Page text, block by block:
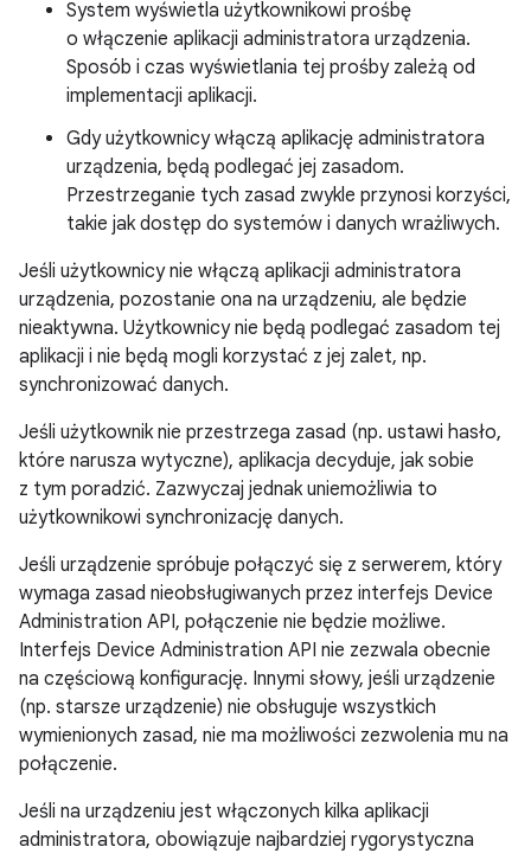
System wyświetla użytkownikowi prośbę
o włączenie aplikacji administratora urządzenia.
Sposób i czas wyświetlania tej prośby zależą od
implementacji aplikacji.
Gdy użytkownicy włączą aplikację administratora
urządzenia, będą podlegać jej zasadom.
Przestrzeganie tych zasad zwykle przynosi korzyści,
takie jak dostęp do systemów i danych wrażliwych.
Jeśli użytkownicy nie włączą aplikacji administratora
urządzenia, pozostanie ona na urządzeniu, ale będzie
nieaktywna. Użytkownicy nie będą podlegać zasadom tej
aplikacji i nie będą mogli korzystać z jej zalet, np.
synchronizować danych.
Jeśli użytkownik nie przestrzega zasad (np. ustawi hasło,
które narusza wytyczne), aplikacja decyduje, jak sobie
z tym poradzić. Zazwyczaj jednak uniemożliwia to
użytkownikowi synchronizację danych.
Jeśli urządzenie spróbuje połączyć się z serwerem, który
wymaga zasad nieobsługiwanych przez interfejs Device
Administration API, połączenie nie będzie możliwe.
Interfejs Device Administration API nie zezwala obecnie
na częściową konfigurację. Innymi słowy, jeśli urządzenie
(np. starsze urządzenie) nie obsługuje wszystkich
wymienionych zasad, nie ma możliwości zezwolenia mu na
połączenie.
Jeśli na urządzeniu jest włączonych kilka aplikacji
administratora, obowiązuje najbardziej rygorystyczna